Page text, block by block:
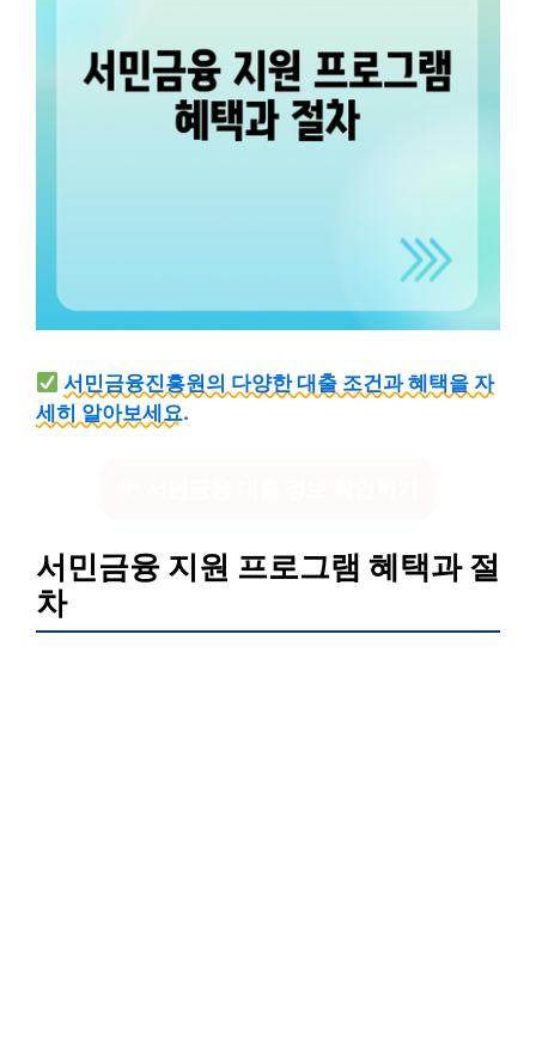
서민금융진흥원의 다양한 대출 조건과 혜택을 자
세히 알아보세요.
서민금융 지원 프로그램 혜택과 절
차